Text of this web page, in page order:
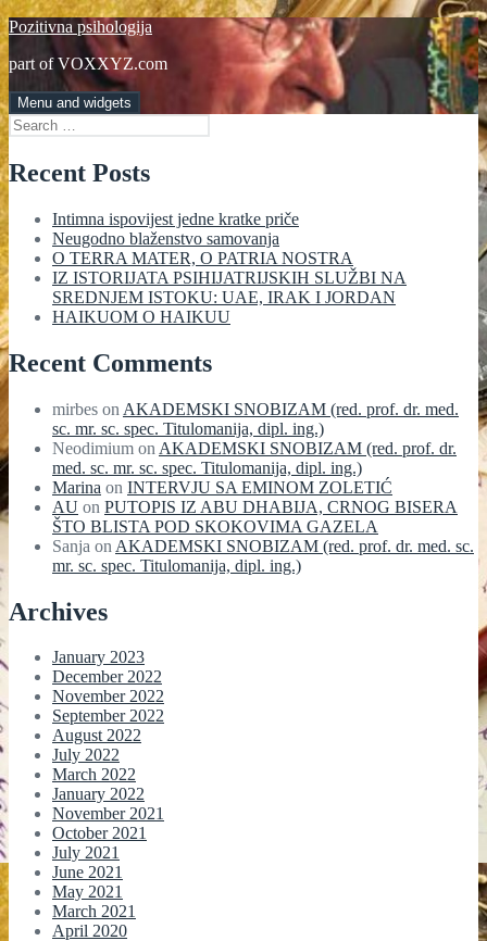
Skip
to
content
Pozitivna psihologija
part of VOXXYZ.com
Menu and widgets
Search
for:
Recent Posts
Intimna ispovijest jedne kratke priče
Neugodno blaženstvo samovanja
O TERRA MATER, O PATRIA NOSTRA
IZ ISTORIJATA PSIHIJATRIJSKIH SLUŽBI NA
SREDNJEM ISTOKU: UAE, IRAK I JORDAN
HAIKUOM O HAIKUU
Recent Comments
mirbes on AKADEMSKI SNOBIZAM (red. prof. dr. med.
sc. mr. sc. spec. Titulomanija, dipl. ing.)
Neodimium on AKADEMSKI SNOBIZAM (red. prof. dr.
med. sc. mr. sc. spec. Titulomanija, dipl. ing.)
Marina on INTERVJU SA EMINOM ZOLETIĆ
AU on PUTOPIS IZ ABU DHABIJA, CRNOG BISERA
ŠTO BLISTA POD SKOKOVIMA GAZELA
Sanja on AKADEMSKI SNOBIZAM (red. prof. dr. med. sc.
mr. sc. spec. Titulomanija, dipl. ing.)
Archives
January 2023
December 2022
November 2022
September 2022
August 2022
July 2022
March 2022
January 2022
November 2021
October 2021
July 2021
June 2021
May 2021
March 2021
April 2020